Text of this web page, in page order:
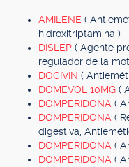
AMILENE (
hidroxitriptamina )
DISLEP ( Agente
regulador de la
DOCIVIN (
DOMEVOL 10MG (
DOMPERIDONA (
DOMPERIDONA (
digestiva,
DOMPERIDONA (
DOMPERIDONA (